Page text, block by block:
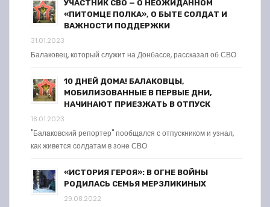
УЧАСТНИК СВО — О НЕОЖИДАННОМ
«ПИТОМЦЕ ПОЛКА», О БЫТЕ СОЛДАТ И
ВАЖНОСТИ ПОДДЕРЖКИ
31.01.2023
Балаковец, который служит на Донбассе, рассказал об СВО
10 ДНЕЙ ДОМА! БАЛАКОВЦЫ,
МОБИЛИЗОВАННЫЕ В ПЕРВЫЕ ДНИ,
НАЧИНАЮТ ПРИЕЗЖАТЬ В ОТПУСК
18.01.2023
"Балаковский репортер" пообщался с отпускником и узнал,
как живется солдатам в зоне СВО
«ИСТОРИЯ ГЕРОЯ»: В ОГНЕ ВОЙНЫ
РОДИЛАСЬ СЕМЬЯ МЕРЗЛИКИНЫХ
29.08.2022